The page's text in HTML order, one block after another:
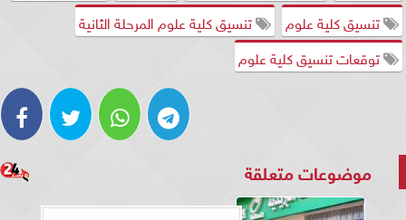
تنسيق كلية علوم
تنسيق كلية علوم المرحلة الثانية
توقعات تنسيق كلية علوم
موضوعات متعلقة